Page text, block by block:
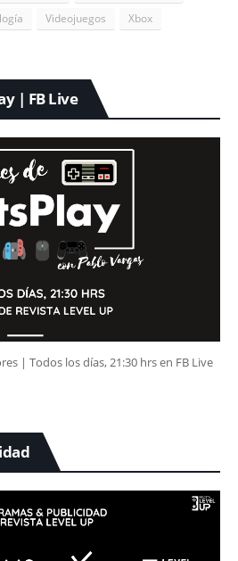
Videojuegos Xbox
| FB Live
| Todos los días, 21:30 hrs en FB Live